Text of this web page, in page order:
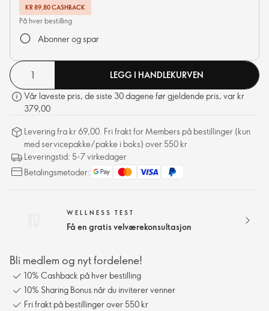
KR 89,80 CASHBACK
På hver bestilling
Abonner og spar
LEGG I HANDLEKURVEN
Vår laveste pris, de siste 30 dagene før gjeldende pris, var kr
379,00
Levering fra kr 69,00. Fri frakt for Members på bestillinger (kun
med servicepakke/pakke i boks) over 550 kr
Leveringstid: 5-7 virkedager
Betalingsmetoder:
WELLNESS TEST
Få en gratis velværekonsultasjon
Bli medlem og nyt fordelene!
10% Cashback på hver bestilling
10% Sharing Bonus når du inviterer venner
Fri frakt på bestillinger over 550 kr